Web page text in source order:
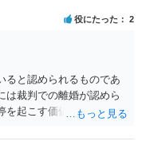
役にたった 2
ると認められるものであ
は裁判での離婚が認めら
を起こす価値はあるよう
手が合意するメリットを